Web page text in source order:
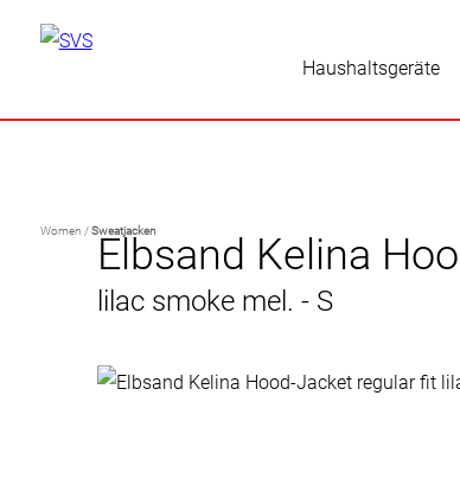
Haushaltsgeräte
Women /Sweatjacken
Elbsand Kelina
lilac smoke mel. - S